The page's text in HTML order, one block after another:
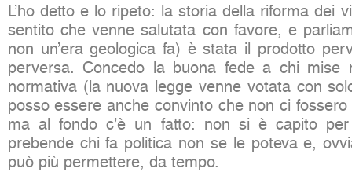
L’ho detto e lo ripeto: la storia della riforma dei
sentito che venne salutata con favore, e
non un’era geologica fa) è stata il prodotto
perversa. Concedo la buona fede a chi mise
normativa (la nuova legge venne votata con
posso essere anche convinto che non ci
ma al fondo c’è un fatto: non si è capito
prebende chi fa politica non se le poteva e,
può più permettere, da tempo.